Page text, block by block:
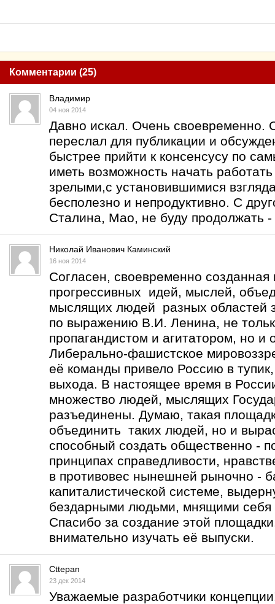
Комментарии (25)
Владимир
04 ноя 2014
Давно искал. Очень своевременно.
переслал для публикации и
быстрее прийти к консенсусу по
иметь возможность начать
зрелыми,с установившимися
бесполезно и непродуктивно. С
Сталина, Мао, не буду продолжать -
Николай Иванович Каминский
16 ноя 2014
Согласен, своевременно
прогрессивных идей, мыслей,
мыслящих людей разных областей
по выражению В.И. Ленина, не
пропагандистом и агитатором, но и
Либерально-фашистское
её команды привело Россию в
выхода. В настоящее время в
множество людей, мыслящих
разъединены. Думаю, такая
объединить таких людей, но и
способный создать общественно -
принципах справедливости,
в противовес нынешней рыночно -
капиталистической системе,
бездарными людьми, мнящими себя
Спасибо за создание этой
внимательно изучать её выпуски.
Cttepan
23 дек 2014
Уважаемые разработчики